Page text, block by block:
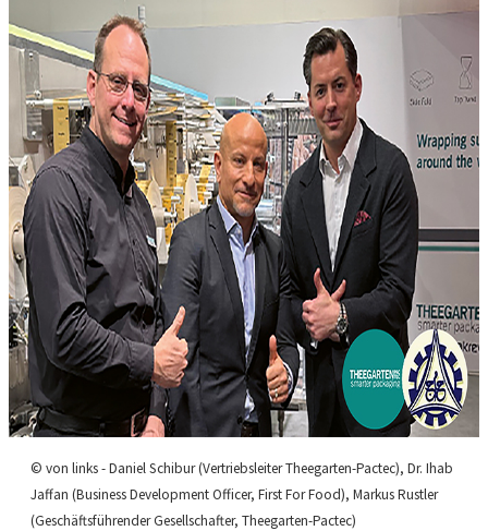
© von links - Daniel Schibur (Vertriebsleiter Theegarten-Pactec), Dr. Ihab
Jaffan (Business Development Officer, First For Food), Markus Rustler
(Geschäftsführender Gesellschafter, Theegarten-Pactec)